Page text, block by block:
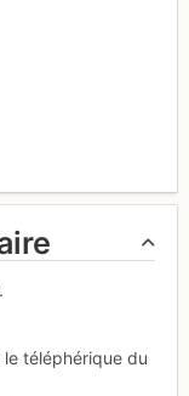
téléphérique du